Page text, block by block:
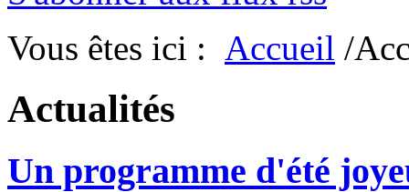
Vous êtes ici : Accueil /
Actualités
Un programme d'été